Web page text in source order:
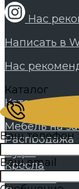
Нас
Написать в
Нас
Каталог
Каталог
Мебель на
Распродажа
Пуфы
Кресла
Банкетки
Ваш телефон
Ваш email